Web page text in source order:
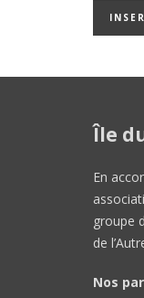
Île
En
groupe
de
Nos